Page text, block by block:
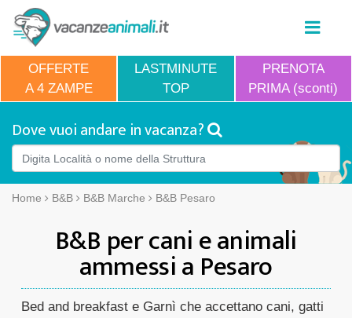
OFFERTE
A 4 ZAMPE
LASTMINUTE
TOP
PRENOTA
PRIMA (sconti)
Dove vuoi andare in vacanza?
Home B&B B&B Marche B&B Pesaro
B&B per cani e animali
ammessi a Pesaro
Bed and breakfast e Garnì che accettano cani, gatti